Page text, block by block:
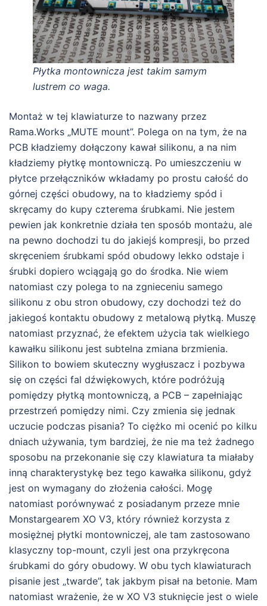
Płytka montownicza jest takim samym
lustrem co waga.
Montaż w tej klawiaturze to nazwany przez
Rama.Works „MUTE mount”. Polega on na tym, że na
PCB kładziemy dołączony kawał silikonu, a na nim
kładziemy płytkę montowniczą. Po umieszczeniu w
płytce przełączników wkładamy po prostu całość do
górnej części obudowy, na to kładziemy spód i
skręcamy do kupy czterema śrubkami. Nie jestem
pewien jak konkretnie działa ten sposób montażu, ale
na pewno dochodzi tu do jakiejś kompresji, bo przed
skręceniem śrubkami spód obudowy lekko odstaje i
śrubki dopiero wciągają go do środka. Nie wiem
natomiast czy polega to na zgnieceniu samego
silikonu z obu stron obudowy, czy dochodzi też do
jakiegoś kontaktu obudowy z metalową płytką. Muszę
natomiast przyznać, że efektem użycia tak wielkiego
kawałku silikonu jest subtelna zmiana brzmienia.
Silikon to bowiem skuteczny wygłuszacz i pozbywa
się on części fal dźwiękowych, które podróżują
pomiędzy płytką montowniczą, a PCB – zapełniając
przestrzeń pomiędzy nimi. Czy zmienia się jednak
uczucie podczas pisania? To ciężko mi ocenić po kilku
dniach używania, tym bardziej, że nie ma też żadnego
sposobu na przekonanie się czy klawiatura ta miałaby
inną charakterystykę bez tego kawałka silikonu, gdyż
jest on wymagany do złożenia całości. Mogę
natomiast porównywać z posiadanym przeze mnie
Monstargearem XO V3, który również korzysta z
mosiężnej płytki montowniczej, ale tam zastosowano
klasyczny top-mount, czyli jest ona przykręcona
śrubkami do góry obudowy. W obu tych klawiaturach
pisanie jest „twarde”, tak jakbym pisał na betonie. Mam
natomiast wrażenie, że w XO V3 stuknięcie jest o wiele